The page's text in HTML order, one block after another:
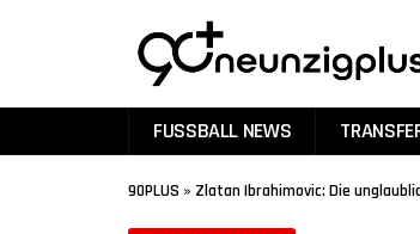
FUSSBALL NEWS
90PLUS » Zlatan Ibrahimovic: Die